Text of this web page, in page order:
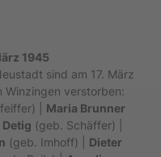
1945
sind am 17. März
Winzingen verstorben:
| Maria Brunner
(geb. Schäffer) |
(geb. Imhoff) | Dieter